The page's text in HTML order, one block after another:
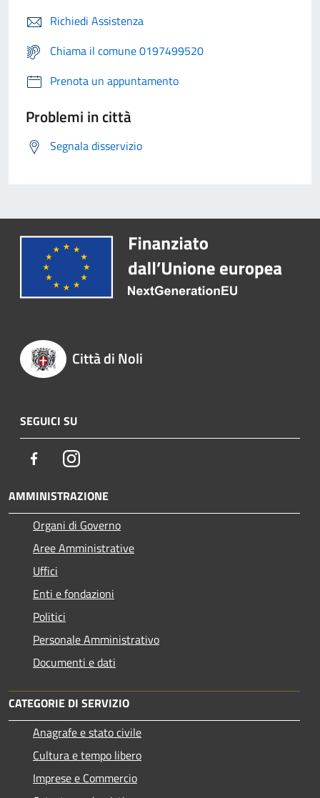
Richiedi Assistenza
Chiama il comune 0197499520
Prenota un appuntamento
Problemi in città
Segnala disservizio
Città di Noli
SEGUICI SU
FacebookInstagram
AMMINISTRAZIONE
Organi di Governo
Aree Amministrative
Uffici
Enti e fondazioni
Politici
Personale Amministrativo
Documenti e dati
CATEGORIE DI SERVIZIO
Anagrafe e stato civile
Cultura e tempo libero
Imprese e Commercio